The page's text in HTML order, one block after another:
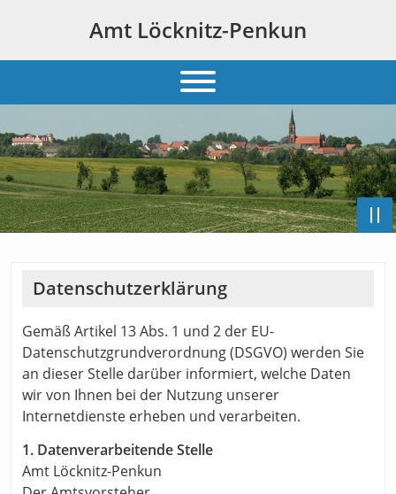
Amt Löcknitz-Penkun
Datenschutzerklärung
Gemäß Artikel 13 Abs. 1 und 2 der EU-
Datenschutzgrundverordnung (DSGVO) werden Sie
an dieser Stelle darüber informiert, welche Daten
wir von Ihnen bei der Nutzung unserer
Internetdienste erheben und verarbeiten.
1. Datenverarbeitende Stelle
Amt Löcknitz-Penkun